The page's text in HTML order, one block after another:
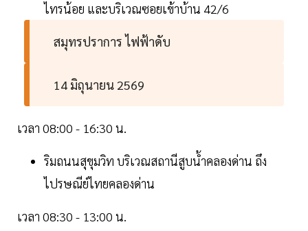
ไทรน้อย และบริเวณซอยเข้าบ้าน 42/6
สมุทรปราการ ไฟฟ้าดับ
14 มิถุนายน 2569
เวลา 08:00 - 16:30 น.
ริมถนนสุขุมวิท บริเวณสถานีสูบน้ำคลองด่าน ถึง
ไปรษณีย์ไทยคลองด่าน
เวลา 08:30 - 13:00 น.